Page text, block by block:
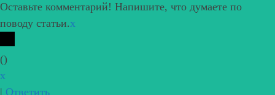
Оставьте комментарий! Напишите, что думаете по
поводу статьи.x
()
x
| Ответить